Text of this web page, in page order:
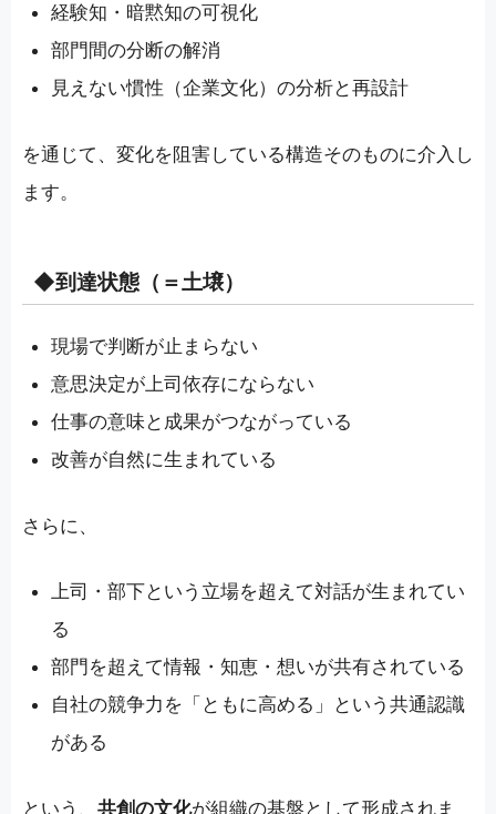
経験知・暗黙知の可視化
部門間の分断の解消
見えない慣性（企業文化）の分析と再設計
を通じて、変化を阻害している構造そのものに介入し
ます。
◆到達状態（＝土壌）
現場で判断が止まらない
意思決定が上司依存にならない
仕事の意味と成果がつながっている
改善が自然に生まれている
さらに、
上司・部下という立場を超えて対話が生まれてい
る
部門を超えて情報・知恵・想いが共有されている
自社の競争力を「ともに高める」という共通認識
がある
という、 共創の文化が組織の基盤として形成されま